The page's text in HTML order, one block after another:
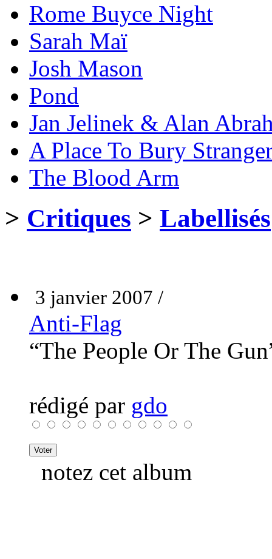
Rome Buyce Night
Sarah Maï
Josh Mason
Pond
Jan Jelinek & Alan
A Place To Bury
The Blood Arm
> Critiques > Labellisés
3 janvier 2007 /
Anti-Flag
“The People Or The
rédigé par gdo
notez cet album